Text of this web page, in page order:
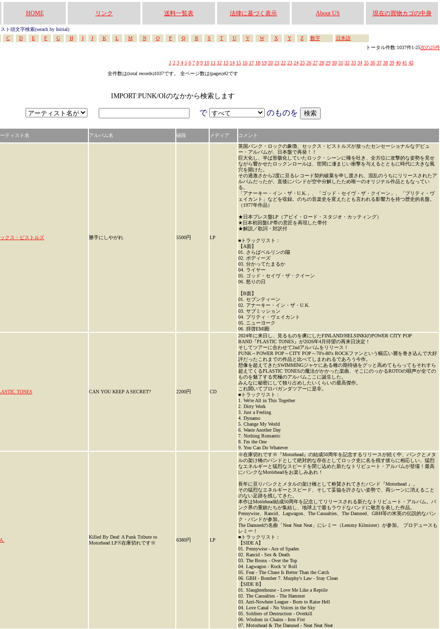
HOME リンク 送料一覧表 法律に基づく表示 About US 現在の買物カゴの中身
ト頭文字検索(serach by Initial)
C
D E F G H I J K L M N O P Q R S T U V W X Y Z 数字
日本語
トータル件数:1037件1-25次の25件
1 2 3 4 5 6 7 8 9 10 11 12 13 14 15 16 17 18 19 20 21 22 23 24 25 26 27 28 29 30 31 32 33 34 35 36 37 38 39 40 41 42
全件数は(total records)1037です。 全ページ数は(pages)42です
IMPORT:PUNK/OIのなかから検索します
で のものを
ティスト名 アルバム名 値段 メディア コメント
クス・ピストルズ 勝手にしやがれ 5500円 LP
英国パンク・ロックの象徴、セックス・ピストルズが放ったセンセーショナルなデビュ
ー・アルバムが、日本盤で再発！！
巨大化し、半ば形骸化していたロック・シーンに唾を吐き、全方位に攻撃的な姿勢を見せ
ながら響かせたロックンロールは、世間に凄まじい衝撃を与えるとともに時代に大きな風
穴を開けた。
その過激さから2度に亘るレコード契約破棄を申し渡され、混乱のうちにリリースされたア
ルバムだったが、直後にバンドが空中分解したため唯一のオリジナル作品ともなってい
る。
「アナーキー・イン・ザ・U.K.」、「ゴッド・セイヴ・ザ・クイーン」、「プリティ・ヴ
ェイカント」などを収録。のちの音楽史を変えたとも言われる影響力を持つ歴史的名盤。
（1977年作品）
★日本プレス盤LP（アビイ・ロード・スタジオ・カッティング）
★日本初回盤LP帯の意匠を再現した帯付
★解説／歌詞・対訳付
■トラックリスト：
【A面】
01. さらばベルリンの陽
02. ボディーズ
03. 分かってたまるか
04. ライヤー
05. ゴッド・セイヴ・ザ・クイーン
06. 怒りの日
【B面】
01. セブンティーン
02. アナーキー・イン・ザ・U.K.
03. サブミッション
04. プリティ・ヴェイカント
05. ニューヨーク
06. 拝啓EMI殿
TONES CAN YOU KEEP A SECRET? 2200円 CD
2024年に来日し、見るものを虜にしたFINLAND/HELSINKIのPOWER CITY POP
BAND『PLASTIC TONES』が2026年4月待望の再来日決定！
そしてツアーに合わせて2ndアルバムをリリース！
PUNK～POWER POP～CITY POP～70's-80's ROCKファンという幅広い層を巻き込んで大好
評だったこれまでの作品と比べてしまわれるであろう今作。
想像を超えてきたSWIMMINGジャケにある種の期待値をグッと高めてもらってもそれすら
超えてくるPLASTIC TONESの魔法がかかった楽曲、そこにのっかるROTOの唄声が全ての
ものを魅了する究極のアルバムここに誕生した。
みんなに秘密にして独り占めしたいくらいの最高傑作。
これ聞いてプロパガンダツアーに是非。
■トラックリスト：
1. We're All in This Together
2. Dirty Work
3. Just a Feeling
4. Dynamo
5. Change My World
6. Waste Another Day
7. Nothing Romantic
8. I'm the One
9. You Can Do Whatever
Killed By Deaf: A Punk Tribute to
Motorhead LP※在庫切れです※
6380円 LP
※在庫切れです※『Motorhead』の結成50周年を記念するリリースが続く中、パンクとメタ
ルの架け橋のバンドとして絶対的な存在としてロック史に名を残す彼らに相応しい、猛烈
なエネルギーと猛烈なスピードを閉じ込めた新たなトリビュート・アルバムが登場！最高
にパンクなMotörheadをお楽しみあれ！
長年に亘りパンクとメタルの架け橋として称賛されてきたバンド『Motorhead 』。
その猛烈なエネルギーとスピード、そして妥協を許さない姿勢で、両シーンに消えること
のない足跡を残してきた。
本作はMotörhead結成50周年を記念してリリースされる新たなトリビュート・アルバム。パ
ンク界の重鎮たちが集結し、地球上で最もラウドなバンドに敬意を表した作品。
Pennywise、Rancid、Lagwagon、The Casualties、The Damned、GBH等の米英の伝説的なパン
ク・バンドが参加。
The Damnedの名曲「Neat Neat Neat」にレミー（Lemmy Kilmister）が参加。 プロデュースも
レミー！
■トラックリスト：
【SIDE A】
01. Pennywise - Ace of Spades
02. Rancid - Sex & Death
03. The Bronx - Over the Top
04. Lagwagon - Rock 'n' Roll
05. Fear - The Chase Is Better Than the Catch
06. GBH - Bomber 7. Murphy's Law - Stay Clean
【SIDE B】
01. Slaughterhouse - Love Me Like a Reptile
02. The Casualties - The Hammer
03. Anti-Nowhere League - Born to Raise Hell
04. Love Canal - No Voices in the Sky
05. Soldiers of Destruction - Overkill
06. Wisdom in Chains - Iron Fist
07. Motorhead & The Damned - Neat Neat Neat